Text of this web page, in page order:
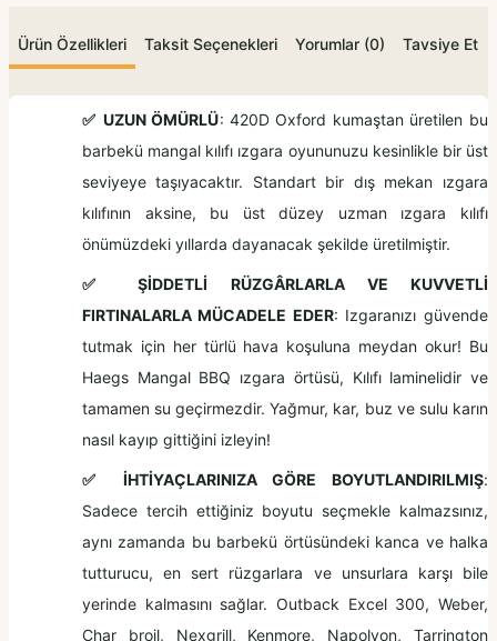
Ürün Özellikleri Taksit Seçenekleri Yorumlar (0) Tavsiye Et
✅ UZUN ÖMÜRLÜ: 420D Oxford kumaştan üretilen bu
barbekü mangal kılıfı ızgara oyununuzu kesinlikle bir üst
seviyeye taşıyacaktır. Standart bir dış mekan ızgara
kılıfının aksine, bu üst düzey uzman ızgara kılıfı
önümüzdeki yıllarda dayanacak şekilde üretilmiştir.
✅
ŞİDDETLİ RÜZGÂRLARLA VE KUVVETLİ
FIRTINALARLA MÜCADELE EDER: Izgaranızı güvende
tutmak için her türlü hava koşuluna meydan okur! Bu
Haegs Mangal BBQ ızgara örtüsü, Kılıfı laminelidir ve
tamamen su geçirmezdir. Yağmur, kar, buz ve sulu karın
nasıl kayıp gittiğini izleyin!
✅ İHTİYAÇLARINIZA GÖRE BOYUTLANDIRILMIŞ:
Sadece tercih ettiğiniz boyutu seçmekle kalmazsınız,
aynı zamanda bu barbekü örtüsündeki kanca ve halka
tutturucu, en sert rüzgarlara ve unsurlara karşı bile
yerinde kalmasını sağlar. Outback Excel 300, Weber,
Char broil, Nexgrill, Kenmore, Napolyon, Tarrington